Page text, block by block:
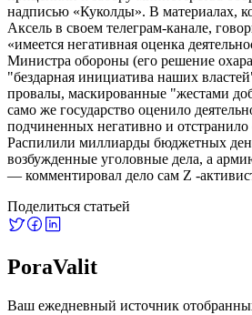
надписью «Куколды». В материалах,
Аксель в своем телеграм-канале,
«имеется негативная оценка
Министра обороны (его решение
"бездарная инициатива наших
провалы, маскированные "жестами
само же государство оценило
подчиненных негативно и отстранило
Распилили миллиарды бюджетных
возбужденные уголовные дела, а
— комментировал дело сам Z -
Поделиться статьей
PoraValit
Ваш ежедневный источник